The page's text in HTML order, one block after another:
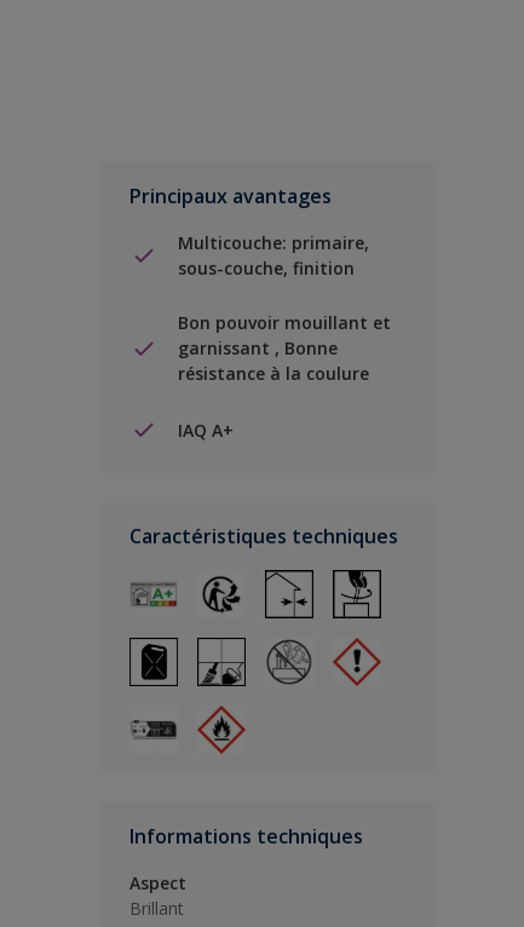
Principaux avantages
Multicouche: primaire,
sous-couche, finition
Bon pouvoir mouillant et
garnissant , Bonne
résistance à la coulure
IAQ A+
Caractéristiques techniques
Informations techniques
Aspect
Brillant